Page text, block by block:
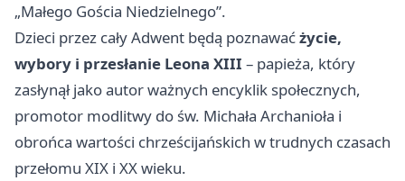
„Małego Gościa Niedzielnego”.
Dzieci przez cały Adwent będą poznawaćżycie,
wybory i przesłanie Leona XIII – papieża, który
zasłynął jako autor ważnych encyklik społecznych,
promotor modlitwy do św. Michała Archanioła i
obrońca wartości chrześcijańskich w trudnych czasach
przełomu XIX i XX wieku.